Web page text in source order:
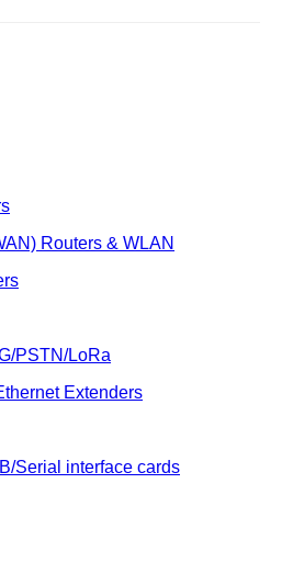
Routers & WLAN
PSTN/LoRa
Extenders
Serial interface cards